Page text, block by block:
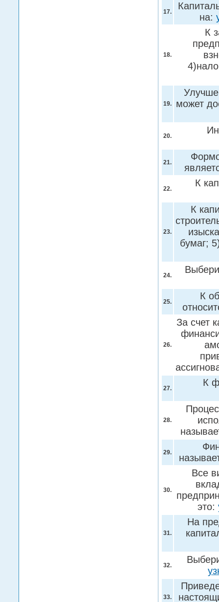
17.
на:
18.
К
19.
может
20.
21.
22.
К
23.
К
бумаг;
24.
25.
К
26.
За счет
27.
К
28.
29.
30.
Все
это:
31.
На
32.
33.